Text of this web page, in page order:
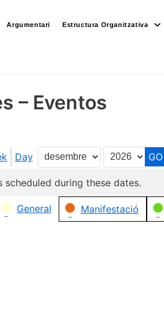
Argumentari Estructura Organitzativa
– Eventos
Day
Month
Year
scheduled during these dates.
General Manifestació